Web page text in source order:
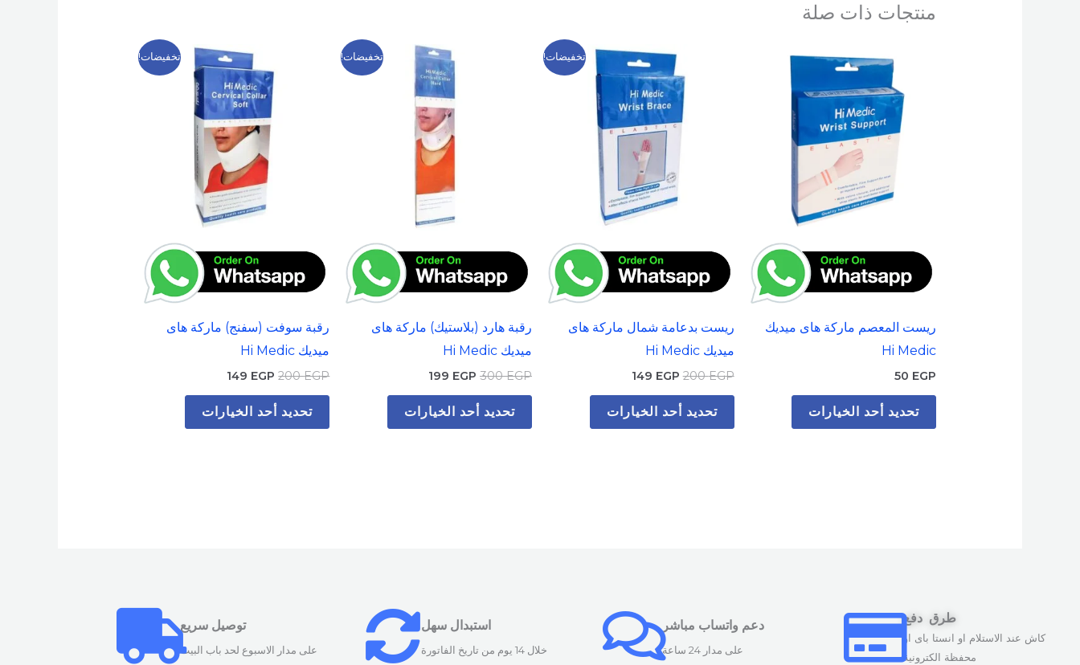
منتجات ذات صلة
ريست المعصم ماركة هاى ميديك
Hi Medic
50 EGP
تحديد أحد الخيارات
هناك
العديد
يمكن
اختيار
الخيارات
على
المنتج
تخفيضات!
ريست بدعامة شمال ماركة هاى
ميديك Hi Medic
200EGP
السعر
الأصلي
هو:
200 EGP.
149 EGP
السعر
الحالي
هو:
149 EGP.
تحديد أحد الخيارات
هناك
العديد
اختيار
الخيارات
على
المنتج
تخفيضات!
رقبة هارد (بلاستيك) ماركة هاى
ميديك Hi Medic
300EGP
السعر
الأصلي
199 EGP
السعر
الحالي
هو:
199 EGP.
تحديد أحد الخيارات
هناك
العديد
اختيار
الخيارات
على
المنتج
تخفيضات!
رقبة سوفت (سفنج) ماركة هاى
ميديك Hi Medic
200EGP
السعر
الأصلي
هو:
200 EGP.
149 EGP
السعر
الحالي
هو:
149 EGP.
تحديد أحد الخيارات
هناك
العديد
اختيار
الخيارات
على
المنتج
طرق دفع
كاش عند الاستلام او انستا باى او
محفظة الكترونية
دعم واتساب مباشر
على مدار 24 ساعة
استبدال سهل
خلال 14 يوم من تاريخ الفاتورة
توصيل سريع
على مدار الاسبوع لحد باب البيت